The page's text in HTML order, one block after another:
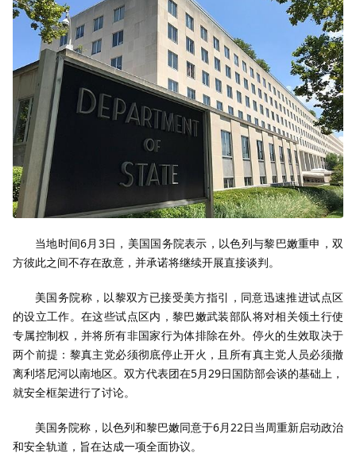
当地时间6月3日，美国国务院表示，以色列与黎巴嫩重申，双
方彼此之间不存在敌意，并承诺将继续开展直接谈判。
美国务院称，以黎双方已接受美方指引，同意迅速推进试点区
的设立工作。在这些试点区内，黎巴嫩武装部队将对相关领土行使
专属控制权，并将所有非国家行为体排除在外。停火的生效取决于
两个前提：黎真主党必须彻底停止开火，且所有真主党人员必须撤
离利塔尼河以南地区。双方代表团在5月29日国防部会谈的基础上，
就安全框架进行了讨论。
美国务院称，以色列和黎巴嫩同意于6月22日当周重新启动政治
和安全轨道，旨在达成一项全面协议。